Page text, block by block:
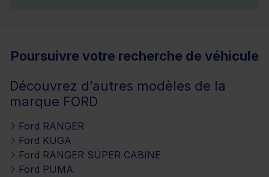
Poursuivre votre recherche de véhicule
Découvrez d’autres modèles de la
marque FORD
Ford RANGER
Ford KUGA
Ford RANGER SUPER CABINE
Ford PUMA